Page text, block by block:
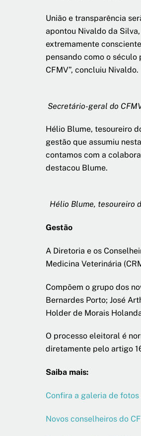
União e transparência
apontou Nivaldo da
extremamente
pensando como o
CFMV”, concluiu Nivaldo.
Secretário-geral do
Hélio Blume, tesoureiro
gestão que assumiu
contamos com a
destacou Blume.
Hélio Blume, tesoureiro
Gestão
A Diretoria e os
Medicina Veterinária
Compõem o grupo dos
Bernardes Porto; José
Holder de Morais
O processo eleitoral é
diretamente pelo artigo
Saiba mais:
Confira a galeria de
Novos conselheiros do